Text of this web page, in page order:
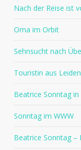
Nach der Reise ist
Oma im Orbit
Sehnsucht nach
Touristin aus
Beatrice Sonntag in
Sonntag im WWW
Beatrice Sonntag –